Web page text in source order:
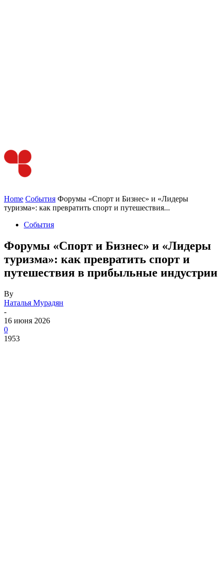
Home События Форумы «Спорт и Бизнес» и «Лидеры
туризма»: как превратить спорт и путешествия...
События
Форумы «Спорт и Бизнес» и «Лидеры
туризма»: как превратить спорт и
путешествия в прибыльные индустрии
By
Наталья Мурадян
-
16 июня 2026
0
1953